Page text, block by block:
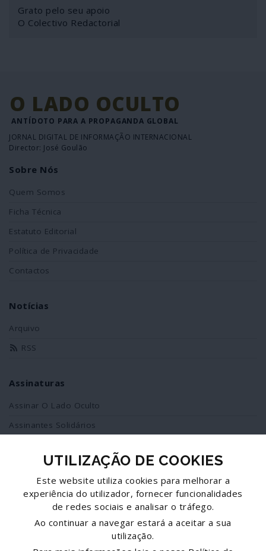
Grato pelo seu apoio
O Colectivo Redactorial
O LADO OCULTO
ANTÍDOTO PARA A PROPAGANDA GLOBAL
JORNAL DIGITAL DE INFORMAÇÃO INTERNACIONAL
Director: José Goulão
Sobre Nós
Quem Somos
Ficha Técnica
Estatuto Editorial
Política de Privacidade
Contactos
Notícias
Arquivo
RSS
Assinaturas
Assinar O Lado Oculto
Assinantes Solidários
Redes Sociais
Siga-nos no facebook
UTILIZAÇÃO DE COOKIES
Este website utiliza cookies para melhorar a
experiência do utilizador, fornecer funcionalidades
de redes sociais e analisar o tráfego.
Ao continuar a navegar estará a aceitar a sua
utilização.